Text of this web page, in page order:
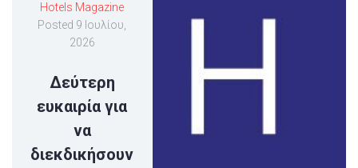
Hotels Magazine
Posted 9 Ιουλίου,
2026
Δεύτερη
ευκαιρία για
να
διεκδικήσουν